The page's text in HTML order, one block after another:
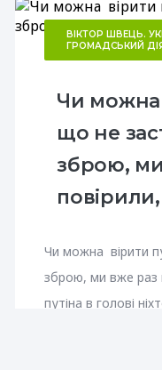
ВІКТОР ШВЕЦЬ.
ГРОМАДСЬКИЙ
Чи можна
що не
зброю,
Чи можна вірити
зброю, ми вже
путіна в голові